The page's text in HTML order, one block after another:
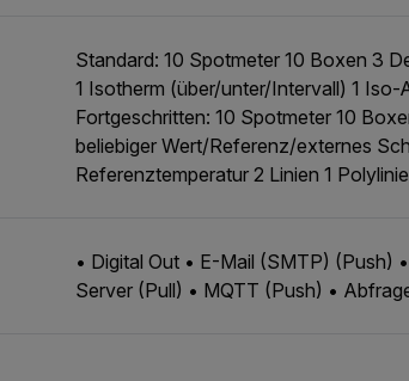
Standard: 10 Spotmeter 10 Boxen 3
1 Isotherm (über/unter/Intervall) 1
Fortgeschritten: 10 Spotmeter 10
beliebiger Wert/Referenz/externes
Referenztemperatur 2 Linien 1 Polylinie
• Digital Out • E-Mail (SMTP) (Push)
Server (Pull) • MQTT (Push) •